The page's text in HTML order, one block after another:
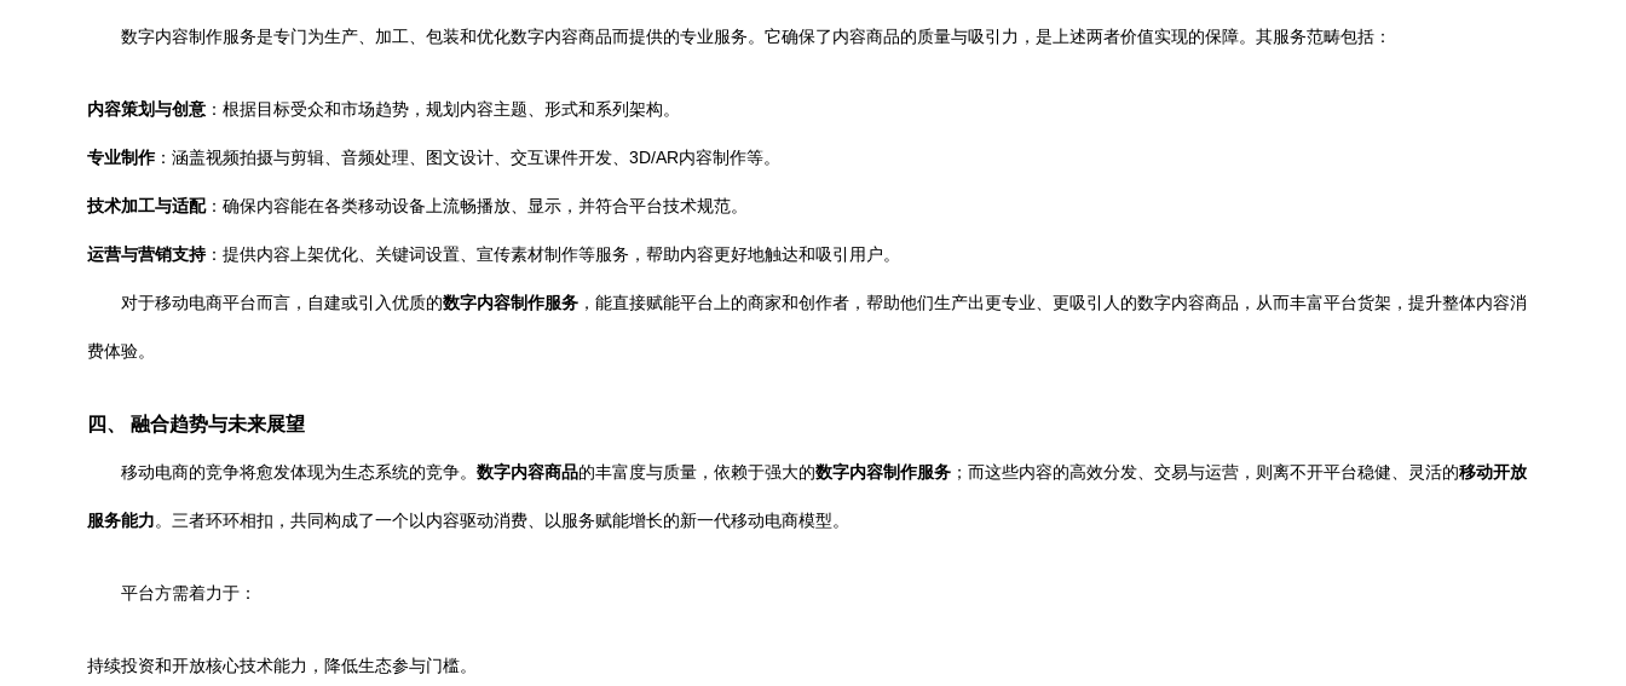
数字内容制作服务是专门为生产、加工、包装和优化数字内容商品而提供的专业服务。它确保了内容商品的质量与吸引力，是上述两者价值实现的保障。其服务范畴包括：
内容策划与创意 ：根据目标受众和市场趋势，规划内容主题、形式和系列架构。
专业制作：涵盖视频拍摄与剪辑、音频处理、图文设计、交互课件开发、3D/AR内容制作等。
技术加工与适配：确保内容能在各类移动设备上流畅播放、显示，并符合平台技术规范。
运营与营销支持：提供内容上架优化、关键词设置、宣传素材制作等服务，帮助内容更好地触达和吸引用户。
对于移动电商平台而言，自建或引入优质的数字内容制作服务 ，能直接赋能平台上的商家和创作者，帮助他们生产出更专业、更吸引人的数字内容商品，从而丰富平台货架，提升整体内容消
费体验。
四、 融合趋势与未来展望
移动电商的竞争将愈发体现为生态系统的竞争。 数字内容商品的丰富度与质量，依赖于强大的数字内容制作服务 ；而这些内容的高效分发、交易与运营，则离不开平台稳健、灵活的移动开放
服务能力。三者环环相扣，共同构成了一个以内容驱动消费、以服务赋能增长的新一代移动电商模型。
平台方需着力于：
持续投资和开放核心技术能力，降低生态参与门槛。